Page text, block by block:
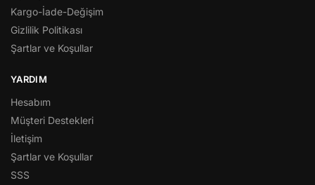
Kargo-İade-Değişim
Gizlilik Politikası
Şartlar ve Koşullar
YARDIM
Hesabım
Müşteri Destekleri
İletişim
Şartlar ve Koşullar
SSS